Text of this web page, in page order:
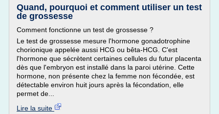
Quand, pourquoi et comment utiliser un test
de grossesse
Comment fonctionne un test de grossesse ?
Le test de grossesse mesure l'hormone gonadotrophine
chorionique appelée aussi HCG ou bêta-HCG. C'est
l'hormone que sécrètent certaines cellules du futur placenta
dès que l'embryon est installé dans la paroi utérine. Cette
hormone, non présente chez la femme non fécondée, est
détectable environ huit jours après la fécondation, elle
permet de...
Lire la suite